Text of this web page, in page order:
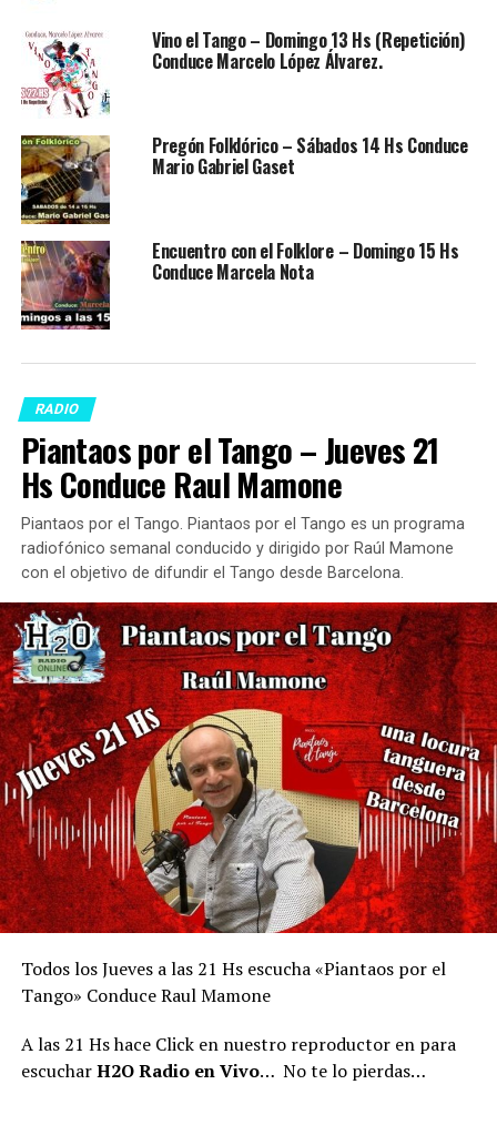
Vino el Tango – Domingo 13 Hs (Repetición)
Conduce Marcelo López Álvarez.
Pregón Folklórico – Sábados 14 Hs Conduce
Mario Gabriel Gaset
Encuentro con el Folklore – Domingo 15 Hs
Conduce Marcela Nota
RADIO
Piantaos por el Tango – Jueves 21
Hs Conduce Raul Mamone
Piantaos por el Tango. Piantaos por el Tango es un programa
radiofónico semanal conducido y dirigido por Raúl Mamone
con el objetivo de difundir el Tango desde Barcelona.
Todos los Jueves a las 21 Hs escucha «Piantaos por el
Tango» Conduce Raul Mamone
A las 21 Hs hace Click en nuestro reproductor en para
escucharH2O Radio en Vivo… No te lo pierdas…